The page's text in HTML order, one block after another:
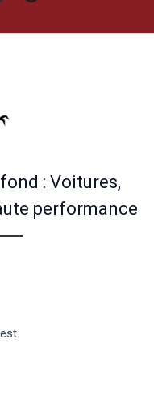
: Voitures,
performance